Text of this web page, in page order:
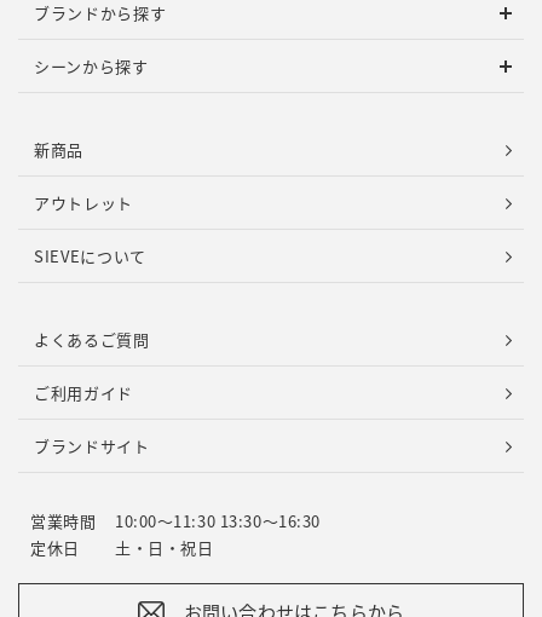
ブランドから探す
シーンから探す
新商品
アウトレット
SIEVEについて
よくあるご質問
ご利用ガイド
ブランドサイト
営業時間
10:00～11:30 13:30～16:30
定休日
土・日・祝日